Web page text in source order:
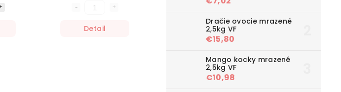
Dračie ovocie mrazené
2,5kg VF
€15,80
Mango kocky mrazené
2,5kg VF
€10,98
Detail